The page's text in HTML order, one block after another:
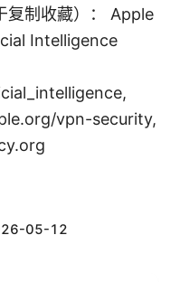
复制收藏）： Apple
Intelligence
vpn-security,
05-12